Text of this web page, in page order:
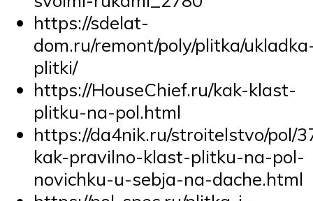
https://sdelat-
dom.ru/remont/poly/plitka/
plitki/
https://HouseChief.ru/kak-klast-
plitku-na-pol.html
https://da4nik.ru/stroitelstvo/pol/
kak-pravilno-klast-plitku-na-pol-
novichku-u-sebja-na-dache.html